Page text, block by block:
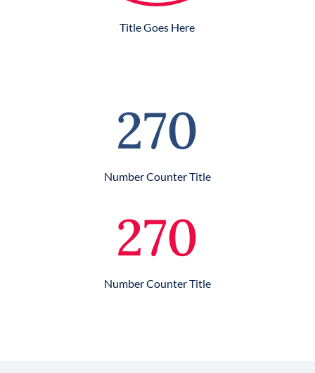
Title Goes Here
270
Number Counter Title
270
Number Counter Title